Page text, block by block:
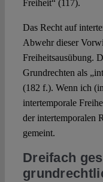
Freiheit“ (117).
Das Recht auf
Abwehr dieser
Freiheitsausübung.
Grundrechten als
(182 f.). Wenn ich
intertemporale
der intertemporalen
gemeint.
Dreifach